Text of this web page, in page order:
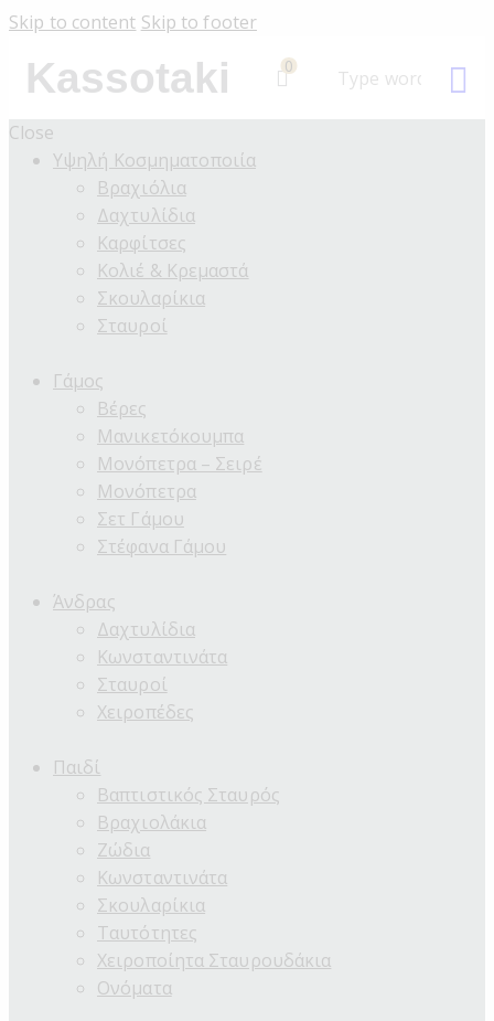
Skip to content Skip to footer
Kassotaki 0
Close
Υψηλή Κοσμηματοποιία
Βραχιόλια
Δαχτυλίδια
Καρφίτσες
Κολιέ & Κρεμαστά
Σκουλαρίκια
Σταυροί
Γάμος
Βέρες
Μανικετόκουμπα
Μονόπετρα – Σειρέ
Μονόπετρα
Σετ Γάμου
Στέφανα Γάμου
Άνδρας
Δαχτυλίδια
Κωνσταντινάτα
Σταυροί
Χειροπέδες
Παιδί
Βαπτιστικός Σταυρός
Βραχιολάκια
Ζώδια
Κωνσταντινάτα
Σκουλαρίκια
Ταυτότητες
Χειροποίητα Σταυρουδάκια
Ονόματα